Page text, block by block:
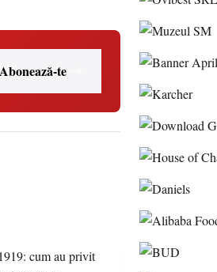
Abonează-te